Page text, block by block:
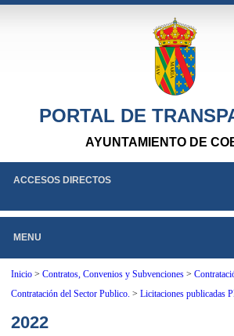
PORTAL DE
AYUNTAMIENTO DE
ACCESOS DIRECTOS
MENU
Inicio >Contratos, Convenios y Subvenciones >
Contratación del Sector Publico. >Licitaciones publicadas
2022